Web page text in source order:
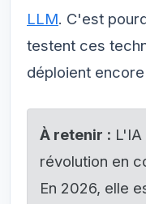
LLM. C'est
testent ces
déploient
À retenir :
révolution en
En 2026, elle